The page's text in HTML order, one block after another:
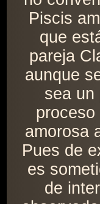
Piscis
que
pareja
aunque
sea un
amorosa
Pues de
es
de